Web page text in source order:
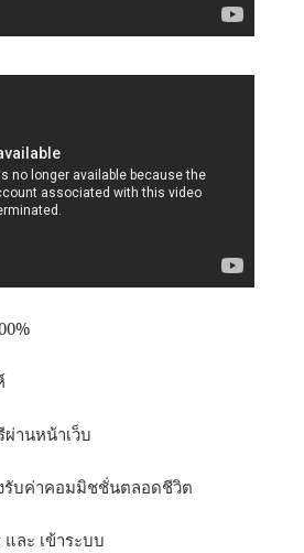
านหน้าเว็บ
รับค่าคอมมิชชั่นตลอดชีวิต
ละ เข้าระบบ